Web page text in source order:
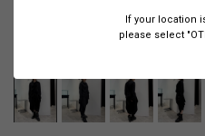
If your location
please select